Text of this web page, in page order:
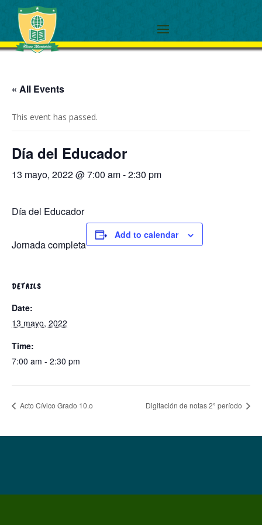
« All Events
This event has passed.
Día del Educador
13 mayo, 2022 @ 7:00 am-2:30 pm
Día del Educador
Jornada completa
Add to calendar
DETAILS
Date:
13 mayo, 2022
Time:
7:00 am - 2:30 pm
Acto Cívico Grado 10.o Digitación de notas 2° período